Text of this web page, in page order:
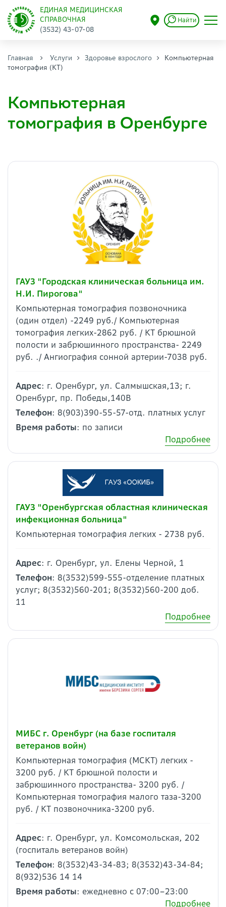
ЕДИНАЯ МЕДИЦИНСКАЯ
СПРАВОЧНАЯ
(3532) 43-07-08
Найти
Главная Услуги Здоровье взрослого
Компьютерная
томография (КТ)
Компьютерная
томография в Оренбурге
ГАУЗ "Городская клиническая больница им.
Н.И. Пирогова"
Компьютерная томография позвоночника
(один отдел) -2249 руб./ Компьютерная
томография легких-2862 руб. / КТ брюшной
полости и забрюшинного пространства- 2249
руб. ./ Ангиография сонной артерии-7038 руб.
Адрес: г. Оренбург, ул. Салмышская,13; г.
Оренбург, пр. Победы,140В
Телефон: 8(903)390-55-57-отд. платных услуг
Время работы: по записи
Подробнее
ГАУЗ "Оренбургская областная клиническая
инфекционная больница"
Компьютерная томография легких - 2738 руб.
Адрес: г. Оренбург, ул. Елены Черной, 1
Телефон: 8(3532)599-555-отделение платных
услуг; 8(3532)560-201; 8(3532)560-200 доб.
11
Подробнее
МИБС г. Оренбург (на базе госпиталя
ветеранов войн)
Компьютерная томография (МСКТ) легких -
3200 руб. / КТ брюшной полости и
забрюшинного пространства- 3200 руб. /
Компьютерная томография малого таза-3200
руб. / КТ позвоночника-3200 руб.
Адрес: г. Оренбург, ул. Комсомольская, 202
(госпиталь ветеранов войн)
Телефон: 8(3532)43-34-83; 8(3532)43-34-84;
8(932)536 14 14
Время работы: ежедневно с 07:00–23:00
Подробнее